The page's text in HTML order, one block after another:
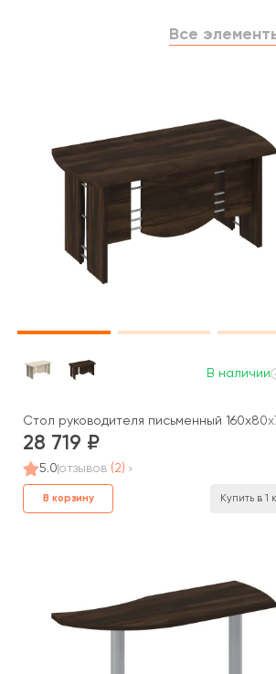
Все
В наличии
Стол руководителя письменный
28 719
5.0отзывов (2)
В корзину Купить в 1